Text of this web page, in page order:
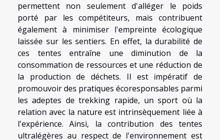
permettent non seulement d'alléger le poids
porté par les compétiteurs, mais contribuent
également à minimiser l'empreinte écologique
laissée sur les sentiers. En effet, la durabilité de
ces tentes entraîne une diminution de la
consommation de ressources et une réduction de
la production de déchets. Il est impératif de
promouvoir des pratiques écoresponsables parmi
les adeptes de trekking rapide, un sport où la
relation avec la nature est intrinsèquement liée à
l'expérience. Ainsi, la contribution des tentes
ultralégères au respect de l'environnement est